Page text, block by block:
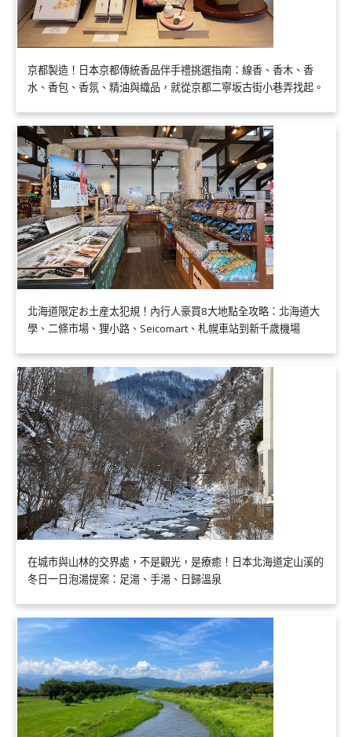
京都製造！日本京都傳統香品伴手禮挑選指南：線香、香木、香
水、香包、香氛、精油與織品，就從京都二寧坂古街小巷弄找起。
北海道限定お土産太犯規！內行人豪買8大地點全攻略：北海道大
學、二條市場、狸小路、Seicomart、札幌車站到新千歲機場
在城市與山林的交界處，不是觀光，是療癒！日本北海道定山溪的
冬日一日泡湯提案：足湯、手湯、日歸溫泉